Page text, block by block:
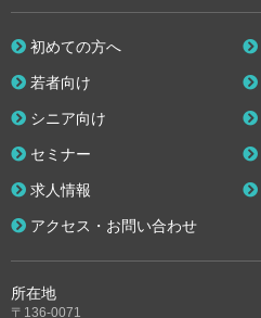
所在地
〒136-0071
初めての方へ
若者向け
シニア向け
セミナー
求人情報
アクセス・お問い合わせ